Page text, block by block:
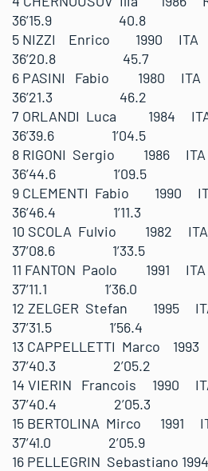
36’15.9 40.8
5 NIZZI Enrico
36’20.8 45.7
6 PASINI Fabio
36’21.3 46.2
7 ORLANDI Luca
36’39.6 1’04.5
8 RIGONI Sergio
36’44.6 1’09.5
9 CLEMENTI Fabio
36’46.4 1’11.3
10 SCOLA Fulvio
37’08.6 1’33.5
11 FANTON Paolo
37’11.1 1’36.0
12 ZELGER Stefan
37’31.5 1’56.4
13 CAPPELLETTI
37’40.3 2’05.2
14 VIERIN Francois
37’40.4 2’05.3
15 BERTOLINA Mirco
37’41.0 2’05.9
16 PELLEGRIN